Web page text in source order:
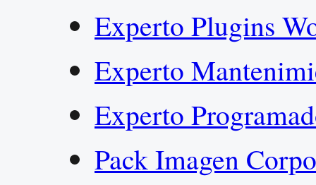
Experto Plugins
Experto
Experto
Pack Imagen